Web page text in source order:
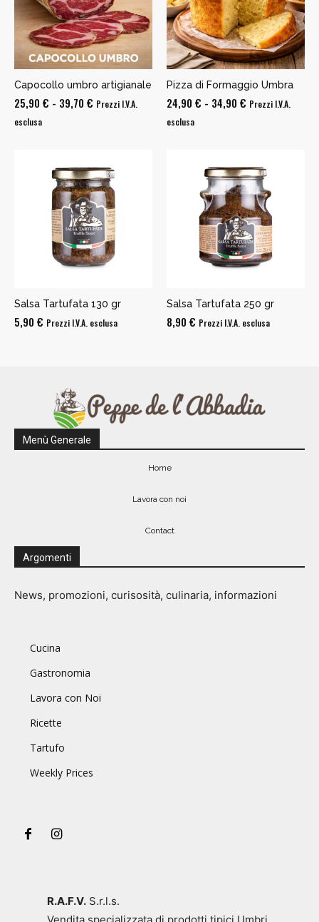
Capocollo umbro artigianale
25,90 € - 39,70 € Fascia
25,90 €
a
39,70 €
Prezzi I.V.A.
esclusa
Pizza di Formaggio Umbra
24,90 € - 34,90 € Fascia
24,90 €
a
34,90 €
Prezzi I.V.A.
esclusa
Salsa Tartufata 130 gr
5,90 € Prezzi I.V.A. esclusa
Salsa Tartufata 250 gr
8,90 € Prezzi I.V.A. esclusa
Menù Generale
Home
Lavora con noi
Contact
Argomenti
News, promozioni, curisosità, culinaria, informazioni
Cucina
Gastronomia
Lavora con Noi
Ricette
Tartufo
Weekly Prices
R.A.F.V. S.r.l.s.